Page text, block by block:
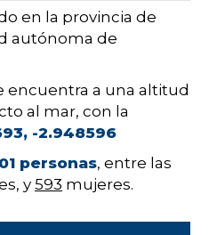
en la provincia de
autónoma de
encuentra a una altitud
al mar, con la
-2.948596
personas, entre las
y 593 mujeres.